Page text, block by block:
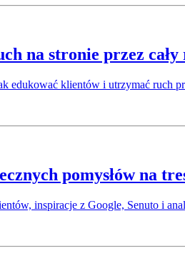
na stronie przez cały
edukować klientów i utrzymać ruch
pomysłów na
inspiracje z Google, Senuto i